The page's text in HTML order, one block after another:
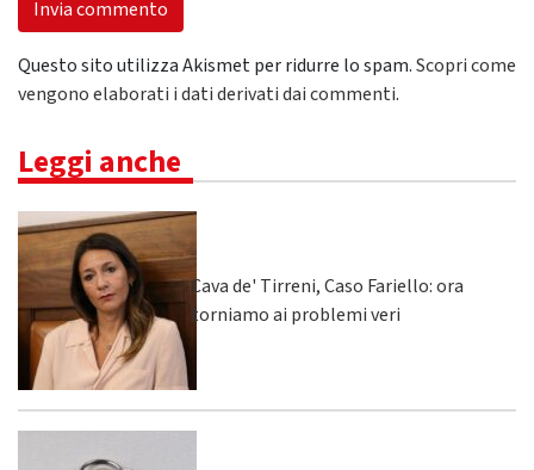
Questo sito utilizza Akismet per ridurre lo spam.Scopri come
vengono elaborati i dati derivati dai commenti.
Leggi anche
Cava de' Tirreni, Caso Fariello: ora
torniamo ai problemi veri